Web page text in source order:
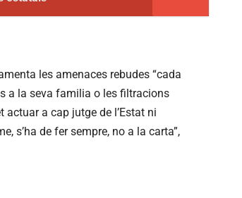
les amenaces rebudes “cada
a la seva familia o les filtracions
a cap jutge de l’Estat ni
s’ha de fer sempre, no a la carta”,